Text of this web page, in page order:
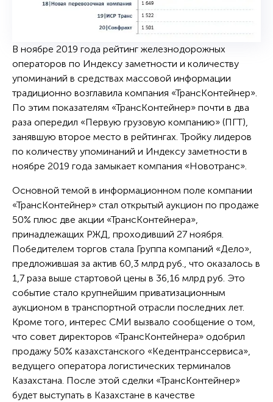
В ноябре 2019 года рейтинг железнодорожных
операторов по Индексу заметности и количеству
упоминаний в средствах массовой информации
традиционно возглавила компания «ТрансКонтейнер».
По этим показателям «ТрансКонтейнер» почти в два
раза опередил «Первую грузовую компанию» (ПГТ),
занявшую второе место в рейтингах. Тройку лидеров
по количеству упоминаний и Индексу заметности в
ноябре 2019 года замыкает компания «Новотранс».
Основной темой в информационном поле компании
«ТрансКонтейнер» стал открытый аукцион по продаже
50% плюс две акции «ТрансКонтейнера»,
принадлежащих РЖД, проходивший 27 ноября.
Победителем торгов стала Группа компаний «Дело»,
предложившая за актив 60,3 млрд руб., что оказалось в
1,7 раза выше стартовой цены в 36,16 млрд руб. Это
событие стало крупнейшим приватизационным
аукционом в транспортной отрасли последних лет.
Кроме того, интерес СМИ вызвало сообщение о том,
что совет директоров «ТрансКонтейнера» одобрил
продажу 50% казахстанского «Кедентранссервиса»,
ведущего оператора логистических терминалов
Казахстана. После этой сделки «ТрансКонтейнер»
будет выступать в Казахстане в качестве